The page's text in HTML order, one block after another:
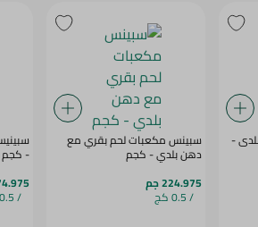
- سبينس مكعبات لحم بقري مع
دهن بلدي - كجم
224.975 جم
/ 0.5 كج
- كجم
/ 0.5 كج